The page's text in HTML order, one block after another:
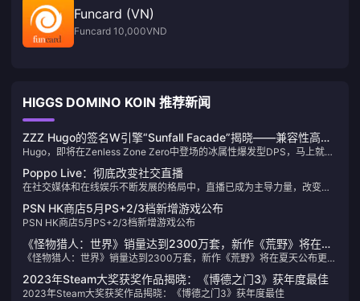
Funcard (VN)
Funcard 10,000VND
HIGGS DOMINO KOIN 推荐新闻
ZZZ Hugo的签名W引擎“Sunfall Facade”揭晓——兼容性高但
有强劲替代品。还值得抽取吗？
Hugo，即将在Zenless Zone Zero中登场的冰属性爆发型DPS，马上就要
上线了。他的标志性W技能“Sunfall Facade”的效果和属性已经正式公
布。值得抽取吗？
Poppo Live：彻底改变社交直播
在社交媒体和在线娱乐不断发展的格局中，直播已成为主导力量，改变了
我们联系、共享和消费内容的方式。在众多可用平台中，Poppo Live 作为
一款独特且引人入胜的社交直播应用程序脱颖而出，因其创新功能和充满
活力的社区而在全球范围内广受欢迎。
PSN HK商店5月PS+2/3档新增游戏公布
PSN HK商店5月PS+2/3档新增游戏公布
《怪物猎人：世界》销量达到2300万套，新作《荒野》将在夏
天公布更多新消息
《怪物猎人：世界》销量达到2300万套，新作《荒野》将在夏天公布更多
2023年Steam大奖获奖作品揭晓：《博德之门3》获年度最佳
2023年Steam大奖获奖作品揭晓：《博德之门3》获年度最佳